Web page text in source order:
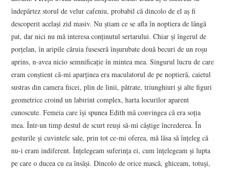
îndepărtez storul de velur cafeniu, probabil că dincolo de el aş fi
descoperit acelaşi zid masiv. Nu ştiam ce se afla în noptiera de lângă
pat, dar nici nu mă interesa conţinutul sertarului. Chiar şi îngerul de
porţelan, în aripile căruia fuseseră înşurubate două becuri de un roşu
aprins, n-avea nicio semnificaţie în mintea mea. Singurul lucru de care
eram conştient că-mi aparţinea era maculatorul de pe noptieră, caietul
sustras din camera fiicei, plin de linii, pătrate, triunghiuri şi alte figuri
geometrice croind un labirint complex, harta locurilor aparent
cunoscute. Femeia care îşi spunea Edith mă convingea că era soţia
mea. Într-un timp destul de scurt reuşi să-mi câştige încrederea. În
gesturile şi cuvintele sale, prin tot ce-mi oferea, mă lăsa să înţeleg că
nu-i eram indiferent. Înţelegeam suferinţa ei, cum înţelegeam şi lupta
pe care o ducea cu ea însăşi. Dincolo de orice mască, ghiceam, totuşi,